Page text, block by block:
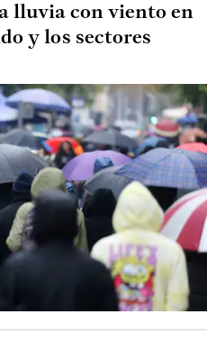
lluvia con viento en
y los sectores